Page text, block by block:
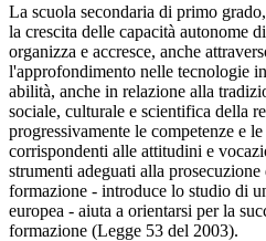
La scuola secondaria di primo
la crescita delle capacità autonome
organizza e accresce, anche
l'approfondimento nelle tecnologie
abilità, anche in relazione alla
sociale, culturale e scientifica della
progressivamente le competenze e
corrispondenti alle attitudini e
strumenti adeguati alla
formazione - introduce lo studio di
europea - aiuta a orientarsi per la
formazione (Legge 53 del 2003).